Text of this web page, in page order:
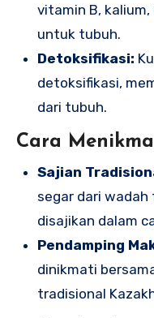
vitamin B,
untuk tubuh.
Detoksifikasi:
detoksifikasi,
dari tubuh.
Cara
Sajian
segar dari
disajikan dalam
Pendamping
dinikmati
tradisional